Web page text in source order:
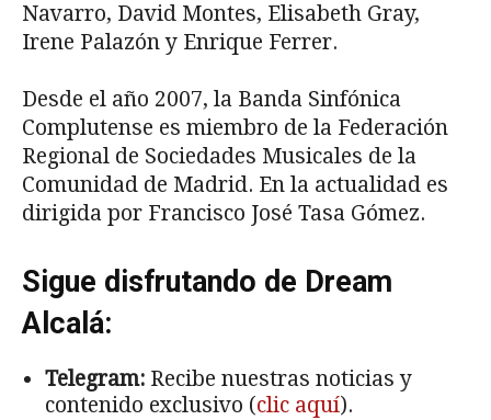
Navarro, David Montes, Elisabeth Gray,
Irene Palazón y Enrique Ferrer.
Desde el año 2007, la Banda Sinfónica
Complutense es miembro de la Federación
Regional de Sociedades Musicales de la
Comunidad de Madrid. En la actualidad es
dirigida por Francisco José Tasa Gómez.
Sigue disfrutando de Dream
Alcalá:
Telegram: Recibe nuestras noticias y
contenido exclusivo (clic aquí).